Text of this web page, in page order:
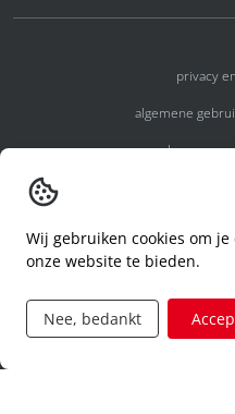
privacy
algemene
algemene
code of
aanvraag
Wij gebruiken cookies om
onze website te bieden.
Nee, bedankt